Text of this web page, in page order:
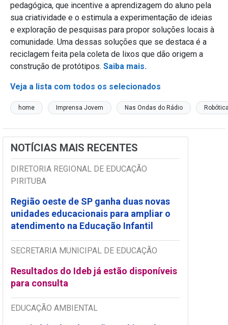
pedagógica, que incentive a aprendizagem do aluno pela
sua criatividade e o estimula a experimentação de ideias
e exploração de pesquisas para propor soluções locais à
comunidade. Uma dessas soluções que se destaca é a
reciclagem feita pela coleta de lixos que dão origem a
construção de protótipos. Saiba mais.
Veja a lista com todos os selecionados
home Imprensa Jovem Nas Ondas do Rádio
NOTÍCIAS MAIS RECENTES
DIRETORIA REGIONAL DE EDUCAÇÃO
PIRITUBA
Região oeste de SP ganha duas novas
unidades educacionais para ampliar o
atendimento na Educação Infantil
SECRETARIA MUNICIPAL DE EDUCAÇÃO
Resultados do Ideb já estão disponíveis
para consulta
EDUCAÇÃO AMBIENTAL